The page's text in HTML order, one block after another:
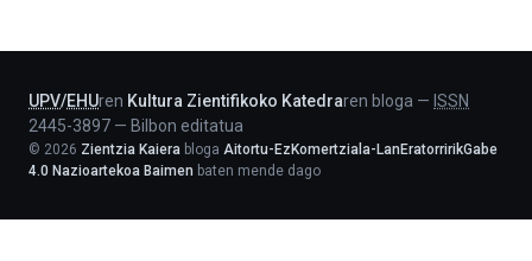
UPV/EHUren Kultura Zientifikoko Katedraren bloga — ISSN
2445-3897 — Bilbon editatua
© 2026 Zientzia Kaiera bloga Aitortu-EzKomertziala-LanEratorririkGabe
4.0 Nazioartekoa Baimen baten mende dago